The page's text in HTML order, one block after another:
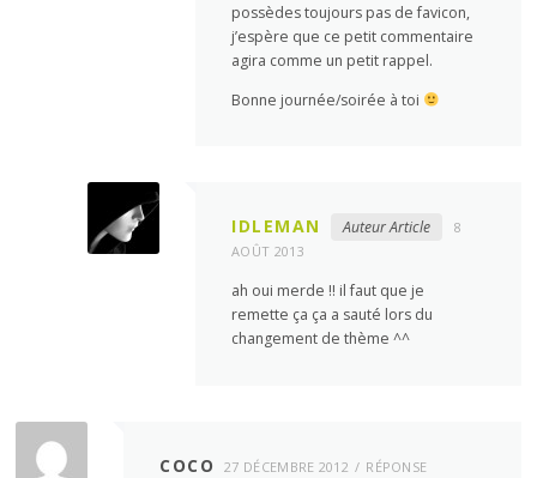
possèdes toujours pas de favicon,
j’espère que ce petit commentaire
agira comme un petit rappel.
Bonne journée/soirée à toi
IDLEMAN Auteur Article
8
AOÛT 2013
ah oui merde !! il faut que je
remette ça ça a sauté lors du
changement de thème ^^
COCO 27 DÉCEMBRE 2012 RÉPONSE